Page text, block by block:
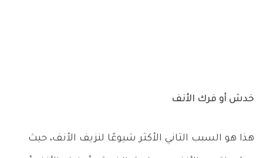
خدش أو فرك الأنف
هذا هو السبب الثاني الأكثر شيوعًا لنزيف الأنف، حيث